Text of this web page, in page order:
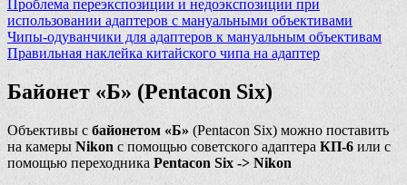
Проблема переэкспозиции и недоэкспозиции при
использовании адаптеров с мануальными объективами
Чипы-одуванчики для адаптеров к мануальным объективам
Правильная наклейка китайского чипа на адаптер
Байонет «Б» (Pentacon Six)
Объективы с байонетом «Б» (Pentacon Six) можно поставить
на камеры Nikon с помощью советского адаптера КП-6 или с
помощью переходника Pentacon Six -> Nikon